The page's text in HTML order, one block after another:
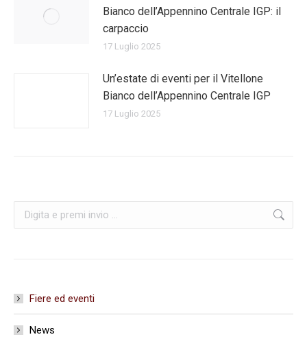
Bianco dell’Appennino Centrale IGP: il
carpaccio
17 Luglio 2025
Un’estate di eventi per il Vitellone
Bianco dell’Appennino Centrale IGP
17 Luglio 2025
Cerca:
Fiere ed eventi
News